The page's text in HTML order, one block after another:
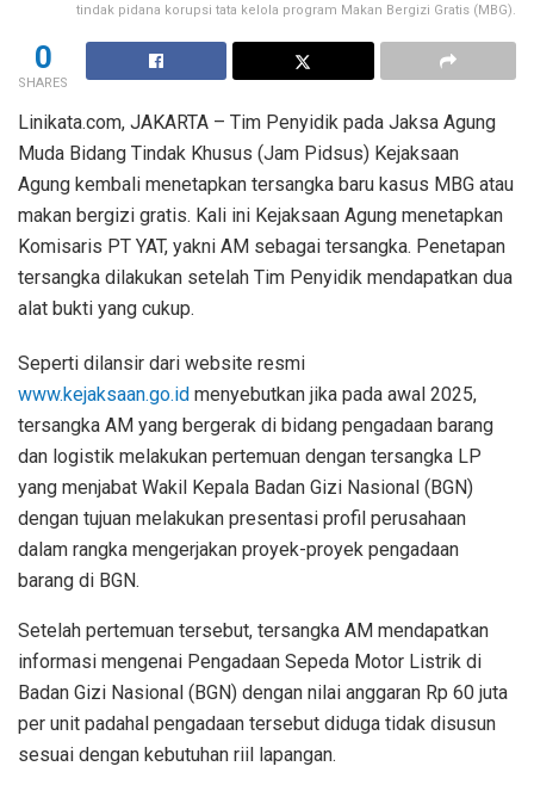
tindak pidana korupsi tata kelola program Makan Bergizi Gratis (MBG).
0
SHARES
Linikata.com, JAKARTA – Tim Penyidik pada Jaksa Agung
Muda Bidang Tindak Khusus (Jam Pidsus) Kejaksaan
Agung kembali menetapkan tersangka baru kasus MBG atau
makan bergizi gratis. Kali ini Kejaksaan Agung menetapkan
Komisaris PT YAT, yakni AM sebagai tersangka. Penetapan
tersangka dilakukan setelah Tim Penyidik mendapatkan dua
alat bukti yang cukup.
Seperti dilansir dari website resmi
www.kejaksaan.go.id menyebutkan jika pada awal 2025,
tersangka AM yang bergerak di bidang pengadaan barang
dan logistik melakukan pertemuan dengan tersangka LP
yang menjabat Wakil Kepala Badan Gizi Nasional (BGN)
dengan tujuan melakukan presentasi profil perusahaan
dalam rangka mengerjakan proyek-proyek pengadaan
barang di BGN.
Setelah pertemuan tersebut, tersangka AM mendapatkan
informasi mengenai Pengadaan Sepeda Motor Listrik di
Badan Gizi Nasional (BGN) dengan nilai anggaran Rp 60 juta
per unit padahal pengadaan tersebut diduga tidak disusun
sesuai dengan kebutuhan riil lapangan.